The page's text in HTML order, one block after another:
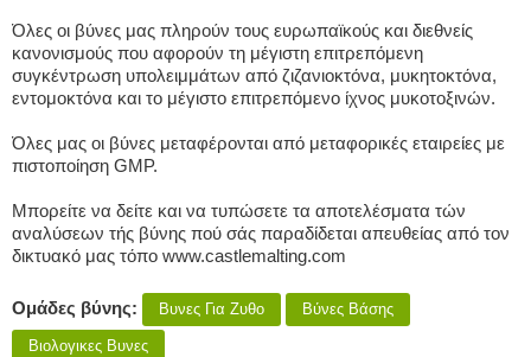
Όλες οι βύνες μας πληρούν τους ευρωπαϊκούς και διεθνείς
κανονισμούς που αφορούν τη μέγιστη επιτρεπόμενη
συγκέντρωση υπολειμμάτων από ζιζανιοκτόνα, μυκητοκτόνα,
εντομοκτόνα και το μέγιστο επιτρεπόμενο ίχνος μυκοτοξινών.
Όλες μας οι βύνες μεταφέρονται από μεταφορικές εταιρείες με
πιστοποίηση GMP.
Μπορείτε να δείτε και να τυπώσετε τα αποτελέσματα τών
αναλύσεων τής βύνης πού σάς παραδίδεται απευθείας από τον
δικτυακό μας τόπο www.castlemalting.com
Ομάδες βύνης: Βυνες Για Ζυθο Βύνες Βάσης
Βιολογικες Βυνες